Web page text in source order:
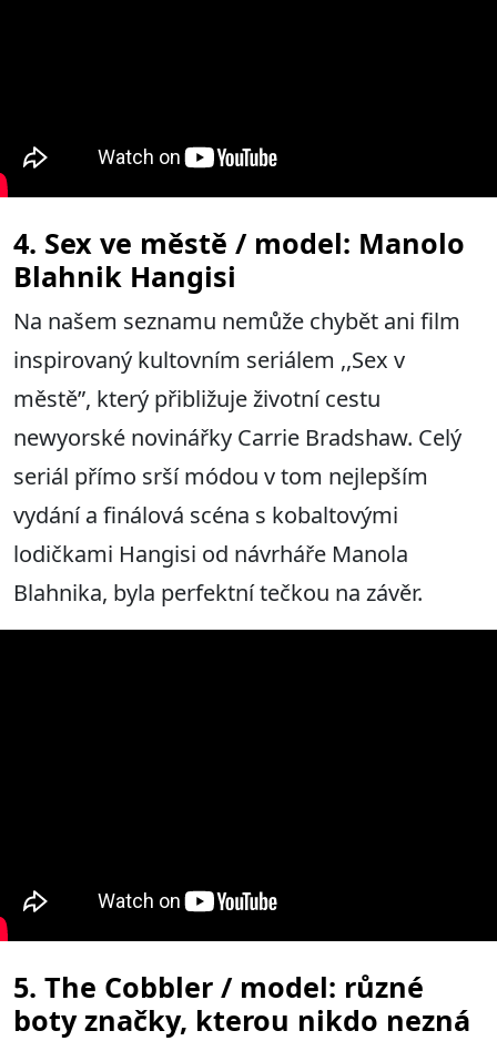
4. Sex ve městě / model: Manolo
Blahnik Hangisi
Na našem seznamu nemůže chybět ani film
inspirovaný kultovním seriálem ,,Sex v
městě”, který přibližuje životní cestu
newyorské novinářky Carrie Bradshaw. Celý
seriál přímo srší módou v tom nejlepším
vydání a finálová scéna s kobaltovými
lodičkami Hangisi od návrháře Manola
Blahnika, byla perfektní tečkou na závěr.
5. The Cobbler / model: různé
boty značky, kterou nikdo nezná